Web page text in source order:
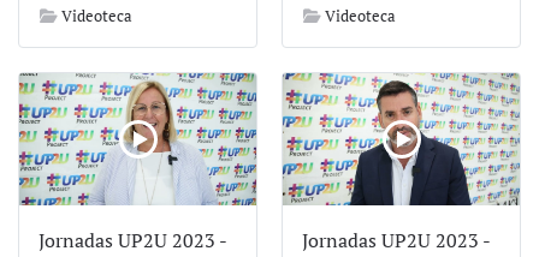
Videoteca
Videoteca
Jornadas UP2U 2023 -
Jornadas UP2U 2023 -